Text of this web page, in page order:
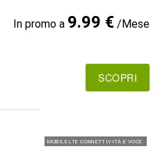
In promo a 9.99 €/Mese
SCOPRI
MOBILE LTE CONNETTIVITÀ E VOCE